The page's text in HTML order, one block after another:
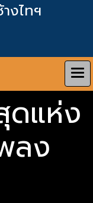
งไทฯ
ดแห่ง
ลง